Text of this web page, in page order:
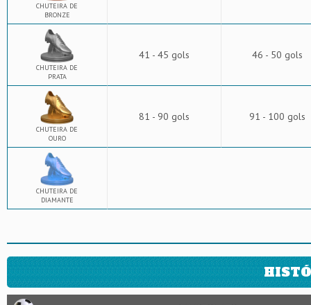
CHUTEIRA DE
BRONZE
CHUTEIRA DE
PRATA
41 - 45 gols 46 - 50 gols
CHUTEIRA DE
OURO
81 - 90 gols 91 - 100 gols
CHUTEIRA DE
DIAMANTE